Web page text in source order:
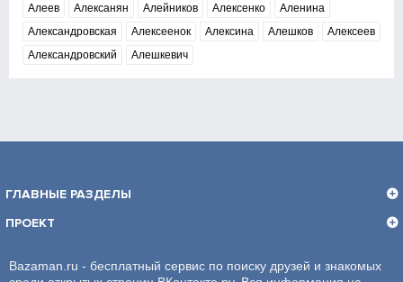
Алеев
Алексанян Алейников Алексенко
Аленина
Александровская
Алексеенок Алексина Алешков
Алексеев
Александровский
Алешкевич
ГЛАВНЫЕ РАЗДЕЛЫ
ПРОЕКТ
Bazaman.ru - бесплатный сервис по поиску друзей и знакомых